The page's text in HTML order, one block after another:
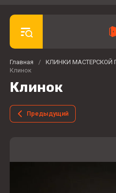
Главная / КЛИНКИ МАСТЕРСКОЙ
Клинок
Клинок
Предыдущий